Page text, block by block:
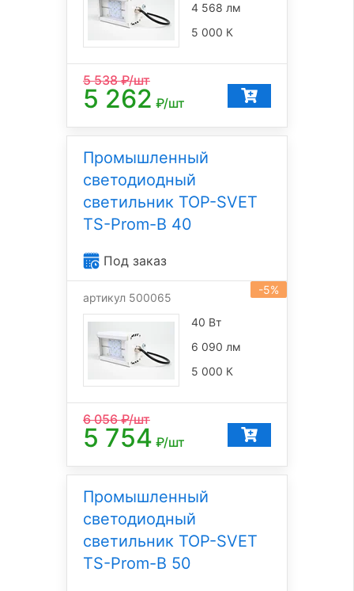
4 568 лм
5 000 К
5 538₽/шт
5 262 ₽/шт
Промышленный
светодиодный
светильник TOP-SVET
TS-Prom-B 40
Под заказ
-5%
артикул 500065
40 Вт
6 090 лм
5 000 К
6 056₽/шт
5 754 ₽/шт
Промышленный
светодиодный
светильник TOP-SVET
TS-Prom-B 50